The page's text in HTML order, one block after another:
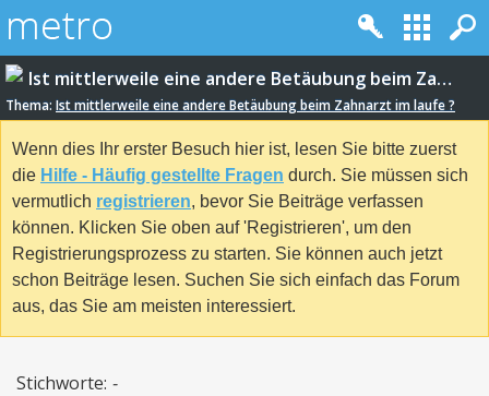
Ist mittlerweile eine andere Betäubung beim Zahnarzt im laufe ?
Thema: Ist mittlerweile eine andere Betäubung beim Zahnarzt im laufe ?
Wenn dies Ihr erster Besuch hier ist, lesen Sie bitte zuerst
die Hilfe - Häufig gestellte Fragen durch. Sie müssen sich
vermutlich registrieren, bevor Sie Beiträge verfassen
können. Klicken Sie oben auf 'Registrieren', um den
Registrierungsprozess zu starten. Sie können auch jetzt
schon Beiträge lesen. Suchen Sie sich einfach das Forum
aus, das Sie am meisten interessiert.
Stichworte: -